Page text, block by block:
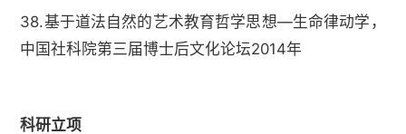
38.基于道法自然的艺术教育哲学思想—生命律动学，
中国社科院第三届博士后文化论坛2014年
科研立项